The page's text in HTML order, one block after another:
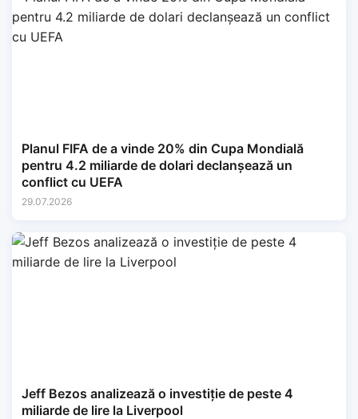
Planul FIFA de a vinde 20% din Cupa Mondială
pentru 4.2 miliarde de dolari declanșează un
conflict cu UEFA
29.07.2026
Jeff Bezos analizează o investiție de peste 4
miliarde de lire la Liverpool